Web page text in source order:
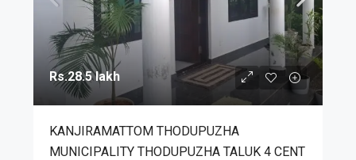
Rs.28.5 lakh
KANJIRAMATTOM THODUPUZHA
MUNICIPALITY THODUPUZHA TALUK 4 CENT